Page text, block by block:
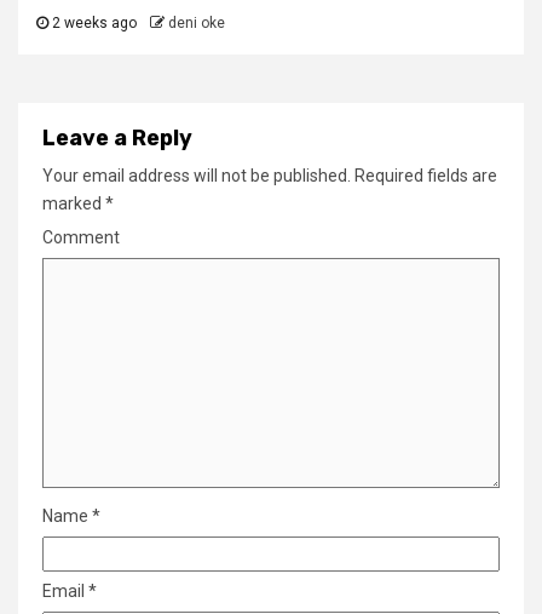
2 weeks ago deni oke
Leave a Reply
Your email address will not be published.
Required fields are
marked *
Comment
Name *
Email *